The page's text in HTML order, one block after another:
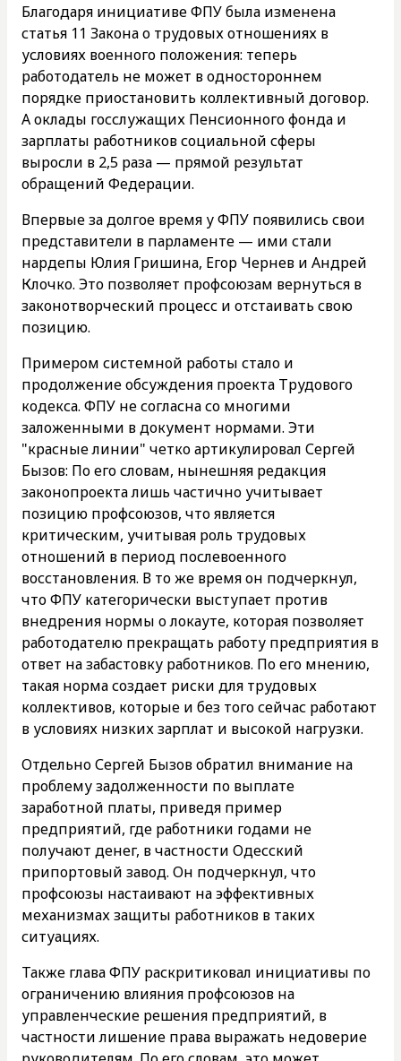
Благодаря инициативе ФПУ была изменена
статья 11 Закона о трудовых отношениях в
условиях военного положения: теперь
работодатель не может в одностороннем
порядке приостановить коллективный договор.
А оклады госслужащих Пенсионного фонда и
зарплаты работников социальной сферы
выросли в 2,5 раза — прямой результат
обращений Федерации.
Впервые за долгое время у ФПУ появились свои
представители в парламенте — ими стали
нардепы Юлия Гришина, Егор Чернев и Андрей
Клочко. Это позволяет профсоюзам вернуться в
законотворческий процесс и отстаивать свою
позицию.
Примером системной работы стало и
продолжение обсуждения проекта Трудового
кодекса. ФПУ не согласна со многими
заложенными в документ нормами. Эти
"красные линии" четко артикулировал Сергей
Бызов: По его словам, нынешняя редакция
законопроекта лишь частично учитывает
позицию профсоюзов, что является
критическим, учитывая роль трудовых
отношений в период послевоенного
восстановления. В то же время он подчеркнул,
что ФПУ категорически выступает против
внедрения нормы о локауте, которая позволяет
работодателю прекращать работу предприятия в
ответ на забастовку работников. По его мнению,
такая норма создает риски для трудовых
коллективов, которые и без того сейчас работают
в условиях низких зарплат и высокой нагрузки.
Отдельно Сергей Бызов обратил внимание на
проблему задолженности по выплате
заработной платы, приведя пример
предприятий, где работники годами не
получают денег, в частности Одесский
припортовый завод. Он подчеркнул, что
профсоюзы настаивают на эффективных
механизмах защиты работников в таких
ситуациях.
Также глава ФПУ раскритиковал инициативы по
ограничению влияния профсоюзов на
управленческие решения предприятий, в
частности лишение права выражать недоверие